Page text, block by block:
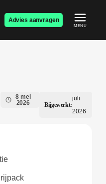
Advies aanvragen
MENU
8 mei
2026
Bijgewerkt:
juli
2026